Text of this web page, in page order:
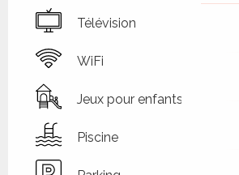
Télévision
WiFi
Jeux pour enfants /
Piscine